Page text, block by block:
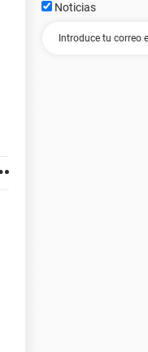
Noticias